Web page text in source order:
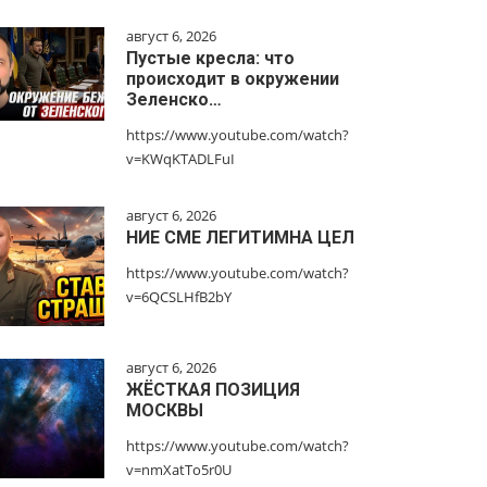
август 6, 2026
Пустые кресла: что
происходит в окружении
Зеленско…
https://www.youtube.com/watch?
v=KWqKTADLFuI
август 6, 2026
НИЕ СМЕ ЛЕГИТИМНА ЦЕЛ
https://www.youtube.com/watch?
v=6QCSLHfB2bY
август 6, 2026
ЖЁСТКАЯ ПОЗИЦИЯ
МОСКВЫ
https://www.youtube.com/watch?
v=nmXatTo5r0U